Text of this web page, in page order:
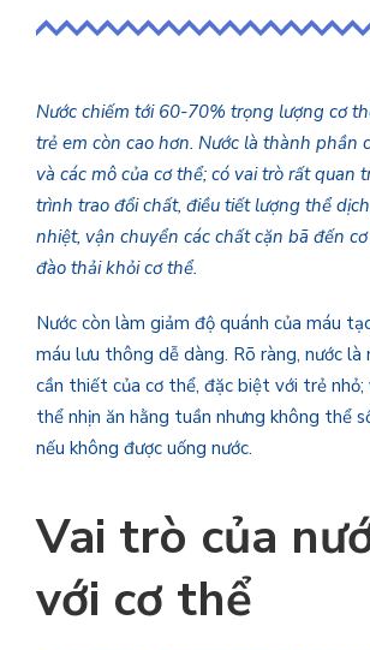
Nước chiếm tới 60-70% trọng lượng cơ
trẻ em còn cao hơn. Nước là thành phần
và các mô của cơ thể; có vai trò rất quan
trình trao đổi chất, điều tiết lượng thể
nhiệt, vận chuyển các chất cặn bã đến
đào thải khỏi cơ thể.
Nước còn làm giảm độ quánh của máu
máu lưu thông dễ dàng. Rõ ràng, nước là
cần thiết của cơ thể, đặc biệt với trẻ nhỏ;
thể nhịn ăn hằng tuần nhưng không thể
nếu không được uống nước.
Vai trò của
với cơ thể